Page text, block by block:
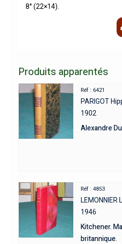
8° (22×14).
Produits apparentés
Réf : 6421
PARIGOT
1902
Alexandre
Réf : 4853
LEMONNIER
1946
Kitchener.
britannique.